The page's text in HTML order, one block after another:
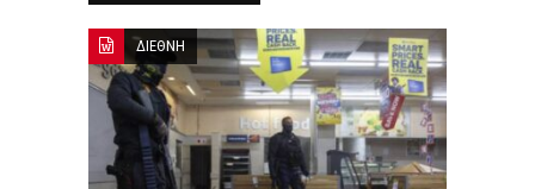
ΔΙΕΘΝΗ